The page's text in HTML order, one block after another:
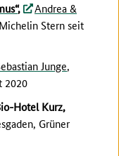
,
Andrea &
Stern seit
Junge,
2020
Hotel Kurz,
Grüner